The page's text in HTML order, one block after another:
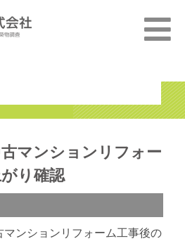
マンションリフォー
り確認
ンションリフォーム工事後の